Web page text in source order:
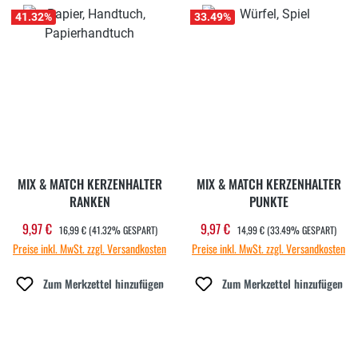
41.32%
MIX & MATCH KERZENHALTER
RANKEN
Verkaufspreis:
9,97 € REGULÄRER PREIS:
16,99 € (41.32% GESPART)
Preise inkl. MwSt. zzgl. Versandkosten
Zum Merkzettel hinzufügen
33.49%
MIX & MATCH KERZENHALTER
PUNKTE
Verkaufspreis:
9,97 € REGULÄRER PREIS:
14,99 €(33.49% GESPART)
Preise inkl. MwSt. zzgl. Versandkosten
Zum Merkzettel hinzufügen